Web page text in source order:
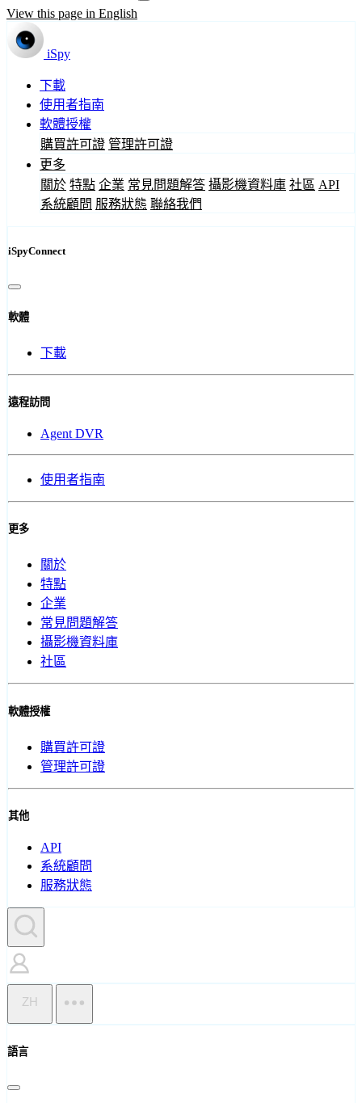
View this page in English
iSpy
下載
使用者指南
軟體授權
購買許可證 管理許可證
更多
關於 特點 企業 常見問題解答 攝影機資料庫 社區 API
系統顧問 服務狀態 聯絡我們
iSpyConnect
軟體
下載
遠程訪問
Agent DVR
使用者指南
更多
關於
特點
企業
常見問題解答
攝影機資料庫
社區
軟體授權
購買許可證
管理許可證
其他
API
系統顧問
服務狀態
ZH
語言